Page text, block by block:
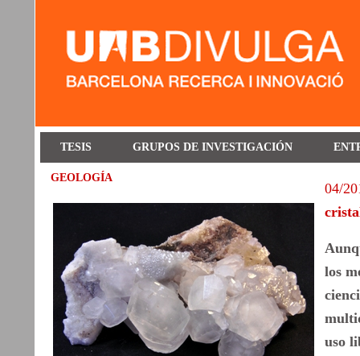
TESIS GRUPOS DE INVESTIGACIÓN
GEOLOGÍA
04/
los
uso